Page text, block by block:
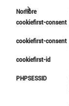
Nombre
cookiefirst-consent
cookiefirst-consent
cookiefirst-id
PHPSESSID